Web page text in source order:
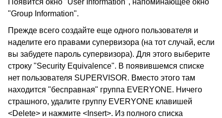
Появится окно "User Information", напоминающее окно
"Group Information".
Прежде всего создайте еще одного пользователя и
наделите его правами супервизора (на тот случай, если
вы забудете пароль супервизора). Для этого выберите
строку "Security Equivalence". В появившемся списке
нет пользователя SUPERVISOR. Вместо этого там
находится "бесправная" группа EVERYONE. Ничего
страшного, удалите группу EVERYONE клавишей
<Delete> и нажмите <Insert>. Из полного списка